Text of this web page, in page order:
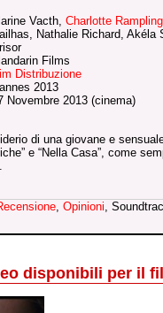
Vacth, Charlotte Rampling
Nathalie Richard, Akéla
Films
Distribuzione
2013
Novembre 2013 (cinema)
di una giovane e
e “Nella Casa”, come
, Opinioni,
disponibili per il